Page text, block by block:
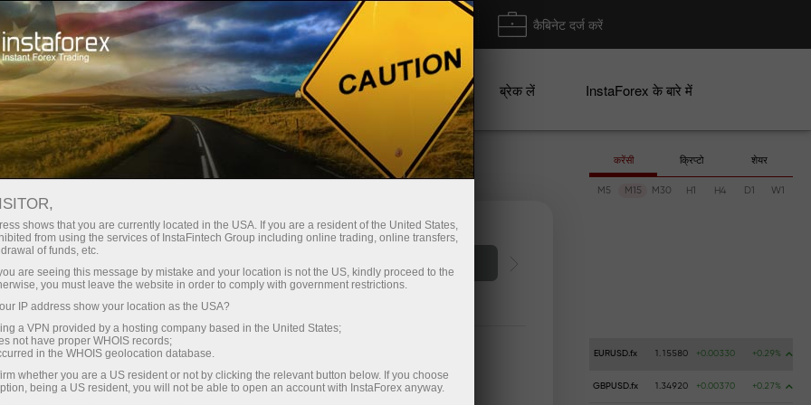
तुरंत खाता खोलना ट्रेडिंग प्लेटफॉर्म कैबिनेट दर्ज करें
के लिए निवेशकों के लिए भागीदारों के लिए अभियान ब्रेक लें InstaForex के बारे में
USD,
करेंसी क्रिप्टो शेयर
M5 M15 M30 H1 H4 D1 W1
EURUSD.fx 1.15580 +0.00330 +0.29%
GBPUSD.fx 1.34920 +0.00370 +0.27%
shows that you are currently located in the USA. If you are a resident of the United States,
from using the services of InstaFintech Group including online trading, online transfers,
of funds, etc.
are seeing this message by mistake and your location is not the US, kindly proceed to the
you must leave the website in order to comply with government restrictions.
IP address show your location as the USA?
a VPN provided by a hosting company based in the United States;
not have proper WHOIS records;
in the WHOIS geolocation database.
whether you are a US resident or not by clicking the relevant button below. If you choose
being a US resident, you will not be able to open an account with InstaForex anyway.